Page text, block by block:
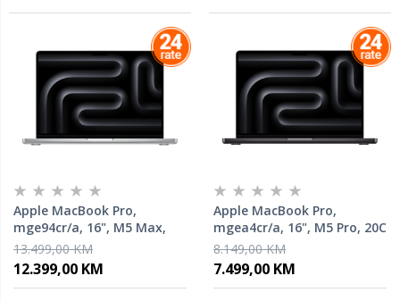
Apple MacBook Pro,
mge94cr/a, 16", M5 Max,
40C GPU, 48GB RAM, 2TB
SSD, Silver, laptop
13.499,00 KM
12.399,00 KM
Apple MacBook Pro,
mgea4cr/a, 16", M5 Pro, 20C
GPU, 24GB RAM, 1TB SSD,
Space Black, laptop
8.149,00 KM
7.499,00 KM